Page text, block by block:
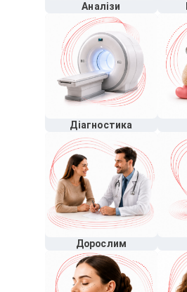
Аналізи
Діагностика
Дорослим